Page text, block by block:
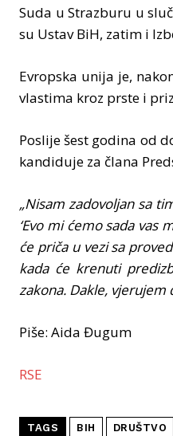
Suda u Strazburu u
su Ustav BiH, zatim i
Evropska unija je,
vlastima kroz prste i
Poslije šest godina od
kandiduje za člana
„Nisam zadovoljan sa
‘Evo mi ćemo sada
će priča u vezi sa
kada će krenuti
zakona. Dakle, vjerujem
Piše: Aida Đugum
RSE
TAGS BIH DRUŠTVO